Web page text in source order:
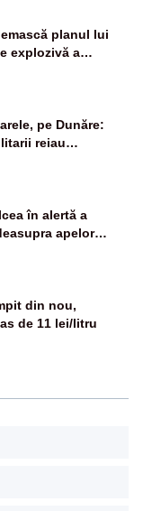
planul lui
explozivă a
Realitatea PLUS
pe Dunăre:
reiau
în alertă a
apelor
două F-16
din nou,
de 11 lei/litru